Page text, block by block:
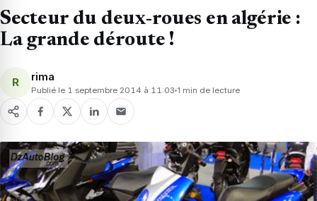
Secteur du deux-roues en algérie :
La grande déroute !
R rima
Publié le 1 septembre 2014 à 11:03 1 min de lecture